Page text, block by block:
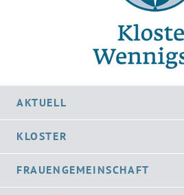
AKTUELL
KLOSTER
FRAUENGEMEINSCHAFT